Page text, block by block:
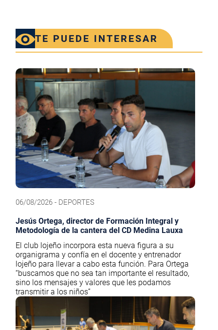
TE PUEDE INTERESAR
06/08/2026 - DEPORTES
Jesús Ortega, director de Formación Integral y
Metodología de la cantera del CD Medina Lauxa
El club lojeño incorpora esta nueva figura a su
organigrama y confía en el docente y entrenador
lojeño para llevar a cabo esta función. Para Ortega
“buscamos que no sea tan importante el resultado,
sino los mensajes y valores que les podamos
transmitir a los niños”